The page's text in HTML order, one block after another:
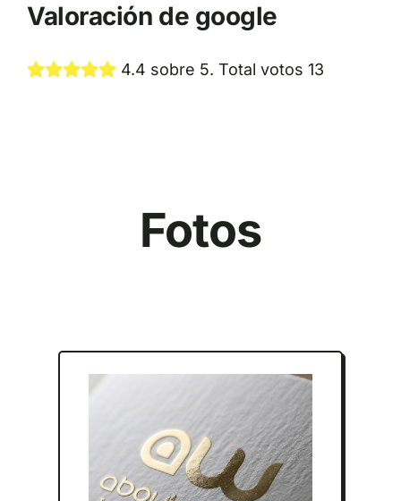
Valoración de google
4.4 sobre 5. Total votos 13
Fotos